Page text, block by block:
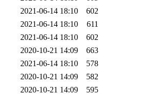
2021-06-14 18:10
602
2021-06-14 18:10
611
2021-06-14 18:10
602
2020-10-21 14:09
663
2021-06-14 18:10
578
2020-10-21 14:09
582
2020-10-21 14:09
595